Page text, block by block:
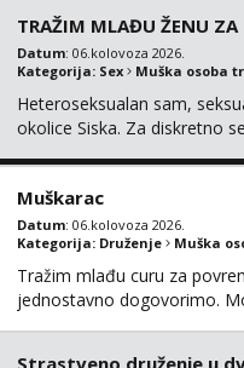
TRAŽIM MLAĐU ŽENU ZA
Datum: 06.kolovoza 2026.
Kategorija: Sex Muška osoba
Heteroseksualan sam,
okolice Siska. Za diskretno
raznih vel...
Muškarac
Datum: 06.kolovoza 2026.
Kategorija: Druženje Muška
Tražim mlađu curu za
jednostavno dogovorimo.
Strastveno druženje u